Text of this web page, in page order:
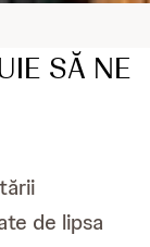
SĂ NE
de lipsa